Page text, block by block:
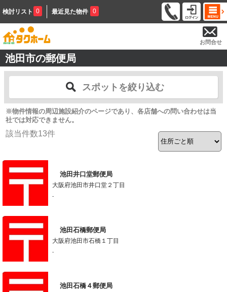
検討リスト 0 最近見た物件 0
お問合せ
池田市の郵便局
スポットを絞り込む
※物件情報の周辺施設紹介のページであり、各店舗への問い合わせは当
社では対応できません。
該当件数13件
池田井口堂郵便局
大阪府池田市井口堂２丁目
-
池田石橋郵便局
大阪府池田市石橋１丁目
-
池田石橋４郵便局